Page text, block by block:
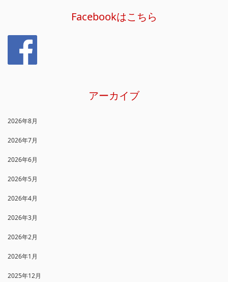
Facebookはこちら
アーカイブ
2026年8月
2026年7月
2026年6月
2026年5月
2026年4月
2026年3月
2026年2月
2026年1月
2025年12月